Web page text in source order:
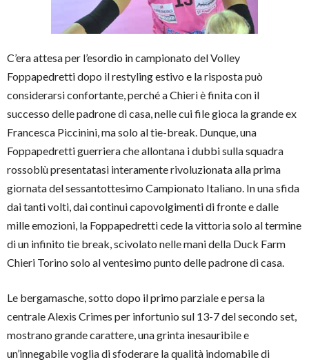
C’era attesa per l’esordio in campionato del Volley
Foppapedretti dopo il restyling estivo e la risposta può
considerarsi confortante, perché a Chieri è finita con il
successo delle padrone di casa, nelle cui file gioca la grande ex
Francesca Piccinini, ma solo al tie-break. Dunque, una
Foppapedretti guerriera che allontana i dubbi sulla squadra
rossoblù presentatasi interamente rivoluzionata alla prima
giornata del sessantottesimo Campionato Italiano. In una sfida
dai tanti volti, dai continui capovolgimenti di fronte e dalle
mille emozioni, la Foppapedretti cede la vittoria solo al termine
di un infinito tie break, scivolato nelle mani della Duck Farm
Chieri Torino solo al ventesimo punto delle padrone di casa.
Le bergamasche, sotto dopo il primo parziale e persa la
centrale Alexis Crimes per infortunio sul 13-7 del secondo set,
mostrano grande carattere, una grinta inesauribile e
un’innegabile voglia di sfoderare la qualità indomabile di